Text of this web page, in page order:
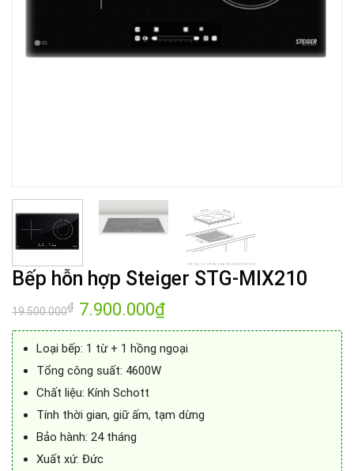
Bếp hỗn hợp Steiger STG-MIX210
19.500.000₫ Giá
gốc
là:
19.500.000₫.
7.900.000₫Giá
tại
7.900.000₫.
Loại bếp: 1 từ + 1 hồng ngoại
Tổng công suất: 4600W
Chất liệu: Kính Schott
Tính thời gian, giữ ấm, tạm dừng
Bảo hành: 24 tháng
Xuất xứ: Đức